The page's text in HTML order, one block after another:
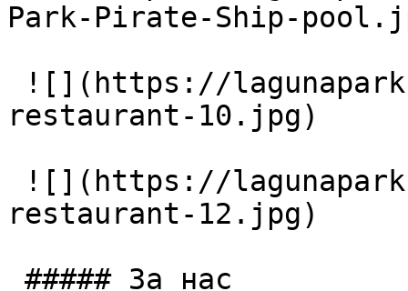
Park-Pirate-Ship-
restaurant-10.jpg)
restaurant-12.jpg)